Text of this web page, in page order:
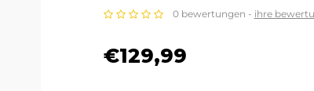
0 bewertungen - ihre
€129,99